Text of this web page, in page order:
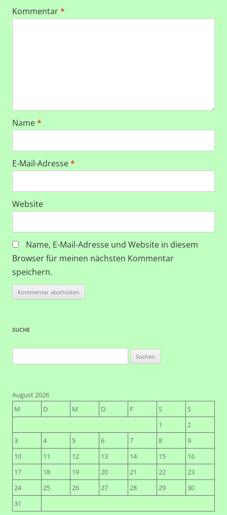
Kommentar*
Name*
E-Mail-Adresse*
Website
Name, E-Mail-Adresse und Website in diesem
Browser für meinen nächsten Kommentar
speichern.
SUCHE
nach:
August 2026
M
D M D F S
S
1
2
3
4 5 6 7 8
9
10
11 12 13 14 15
16
17
18 19 20 21 22
23
24
25 26 27 28 29
30
31